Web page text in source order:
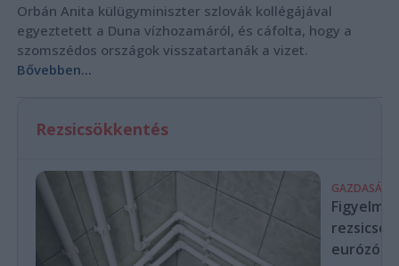
Orbán Anita külügyminiszter szlovák kollégájával
egyeztetett a Duna vízhozamáról, és cáfolta, hogy a
szomszédos országok visszatartanák a vizet.
Bővebben...
Rezsicsökkentés
GAZDASÁG